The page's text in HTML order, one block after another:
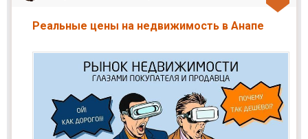
Реальные цены на недвижимость в Анапе